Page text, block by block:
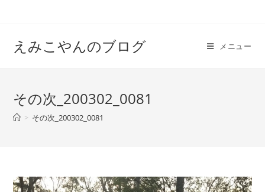
えみこやんのブログ メニュー
その次_200302_0081
> その次_200302_0081